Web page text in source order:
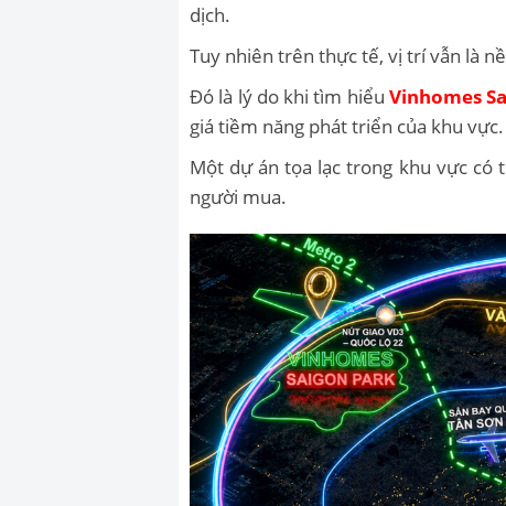
dịch.
Tuy nhiên trên thực tế, vị trí vẫn là
Đó là lý do khi tìm hiểuVinhomes
giá tiềm năng phát triển của khu vực.
Một dự án tọa lạc trong khu vực có
người mua.